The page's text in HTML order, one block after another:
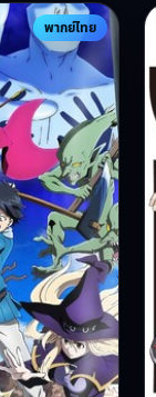
พากย์ไทย